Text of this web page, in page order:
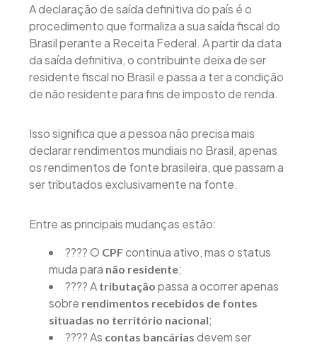
A declaração de saída definitiva do país é o
procedimento que formaliza a sua saída fiscal do
Brasil perante a Receita Federal. A partir da data
da saída definitiva, o contribuinte deixa de ser
residente fiscal no Brasil e passa a ter a condição
de não residente para fins de imposto de renda.
Isso significa que a pessoa não precisa mais
declarar rendimentos mundiais no Brasil, apenas
os rendimentos de fonte brasileira, que passam a
ser tributados exclusivamente na fonte.
Entre as principais mudanças estão:
???? O CPFcontinua ativo, mas o status
muda para não residente;
???? A tributação passa a ocorrer apenas
sobre rendimentos recebidos de fontes
situadas no território nacional;
???? As contas bancárias devem ser